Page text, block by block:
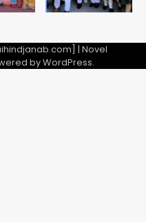
| Novel
byWordPress.